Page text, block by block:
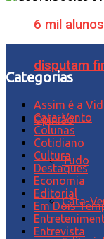
6 mil
disputam
Opinião
Tudo
Cata-
Categorias
Assim é a
Cata-Vento
Colunas
Cotidiano
Cultura
Destaques
Economia
Editorial
Em Dois
Entrevista